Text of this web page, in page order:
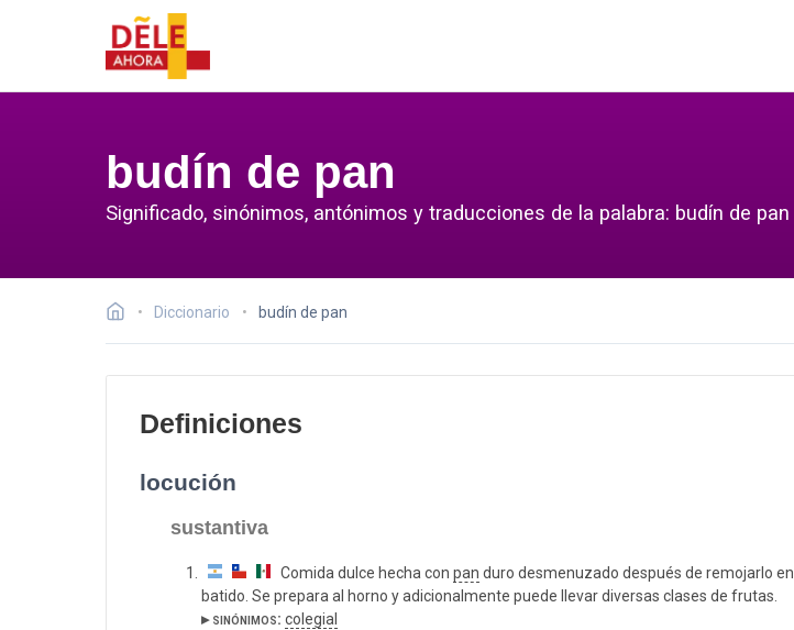
budín de pan
Significado, sinónimos, antónimos y traducciones de la palabra: budín de pan
Diccionario budín de pan
Definiciones
locución
sustantiva
Comida dulce hecha con pan duro desmenuzado después de remojarlo en
batido. Se prepara al horno y adicionalmente puede llevar diversas clases de frutas.
▸ sinónimos: colegial